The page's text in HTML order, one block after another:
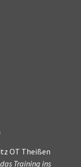
OT Theißen
Training ins